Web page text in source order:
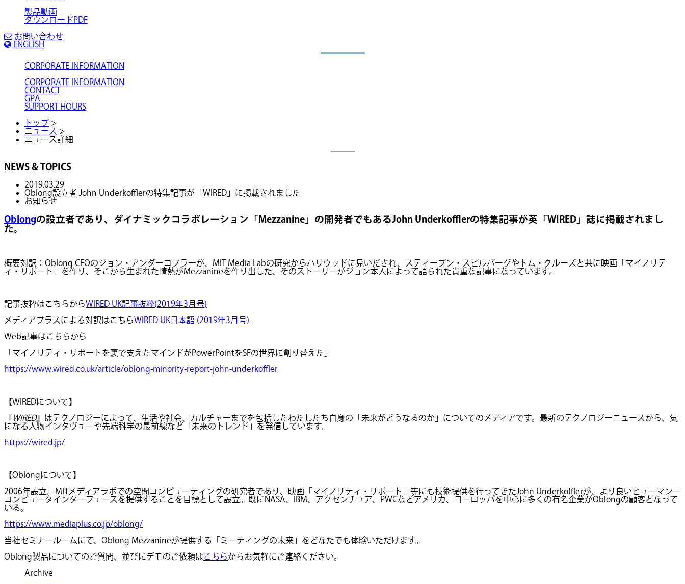
製品動画
ダウンロードPDF
お問い合わせ
ENGLISH
CORPORATE INFORMATION
CORPORATE INFORMATION
CONTACT
GPA
SUPPORT HOURS
トップ >
ニュース >
ニュース詳細
NEWS & TOPICS
2019.03.29
Oblong設立者 John Underkofflerの特集記事が「WIRED」に掲載されました
お知らせ
Oblongの設立者であり、ダイナミックコラボレーション「Mezzanine」の開発者でもあるJohn Underkofflerの特集記事が英「WIRED」誌に掲載されまし
た。
概要対訳：Oblong CEOのジョン・アンダーコフラーが、MIT Media Labの研究からハリウッドに見いだされ、スティーブン・スピルバーグやトム・クルーズと共に映画「マイノリテ
ィ・リポート」を作り、そこから生まれた情熱がMezzanineを作り出した、そのストーリーがジョン本人によって語られた貴重な記事になっています。
記事抜粋はこちらからWIRED UK記事抜粋(2019年3月号)
メディアプラスによる対訳はこちらWIRED UK日本語 (2019年3月号)
Web記事はこちらから
「マイノリティ・リポートを裏で支えたマインドがPowerPointをSFの世界に創り替えた」
https://www.wired.co.uk/article/oblong-minority-report-john-underkoffler
【WIREDについて】
『 WIRED』はテクノロジーによって、生活や社会、カルチャーまでを包括したわたしたち自身の「未来がどうなるのか」についてのメディアです。最新のテクノロジーニュースから、気
になる人物インタヴューや先端科学の最前線など「未来のトレンド」を発信しています。
https://wired.jp/
【Oblongについて】
2006年設立。MITメディアラボでの空間コンピューティングの研究者であり、映画「マイノリティ・リポート」等にも技術提供を行ってきたJohn Underkofflerが、より良いヒューマンー
コンピュータインターフェースを提供することを目標として設立。既にNASA、IBM、アクセンチュア、PWCなどアメリカ、ヨーロッパを中心に多くの有名企業がOblongの顧客となって
いる。
https://www.mediaplus.co.jp/oblong/
当社セミナールームにて、Oblong Mezzanineが提供する「ミーティングの未来」をどなたでも体験いただけます。
Oblong製品についてのご質問、並びにデモのご依頼はこちらからお気軽にご連絡ください。
Archive